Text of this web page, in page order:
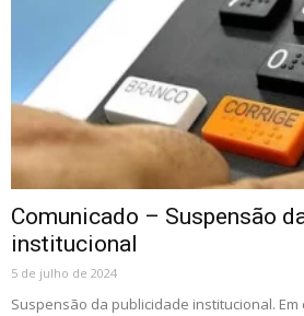
Comunicado – Suspensão
institucional
5 de julho de 2024
Suspensão da publicidade institucional. Em